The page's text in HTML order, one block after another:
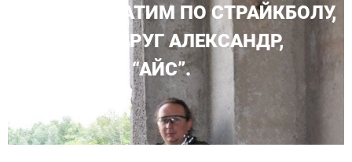
НАШ ПОБРАТИМ ПО СТРАЙКБОЛУ,
І ПРОСТО ДРУГ АЛЕКСАНДР,
ПОЗОВНИЙ “АЙС”.